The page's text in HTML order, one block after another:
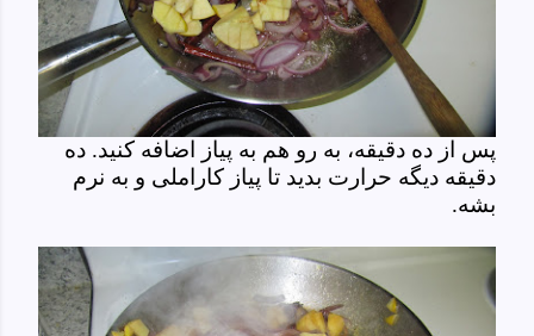
پس از ده دقیقه، به رو هم به پیاز اضافه کنید. ده
دقیقه دیگه حرارت بدید تا پیاز کاراملی و به نرم
بشه.